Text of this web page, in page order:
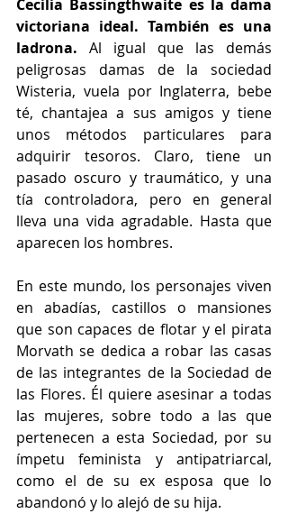
Cecilia Bassingthwaite es la dama
victoriana ideal. También es una
ladrona. Al igual que las demás
peligrosas damas de la sociedad
Wisteria, vuela por Inglaterra, bebe
té, chantajea a sus amigos y tiene
unos métodos particulares para
adquirir tesoros. Claro, tiene un
pasado oscuro y traumático, y una
tía controladora, pero en general
lleva una vida agradable. Hasta que
aparecen los hombres.
En este mundo, los personajes viven
en abadías, castillos o mansiones
que son capaces de flotar y el pirata
Morvath se dedica a robar las casas
de las integrantes de la Sociedad de
las Flores. Él quiere asesinar a todas
las mujeres, sobre todo a las que
pertenecen a esta Sociedad, por su
ímpetu feminista y antipatriarcal,
como el de su ex esposa que lo
abandonó y lo alejó de su hija.